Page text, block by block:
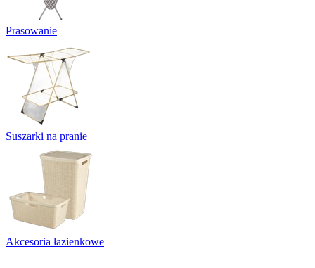
Prasowanie
Suszarki na pranie
Akcesoria łazienkowe